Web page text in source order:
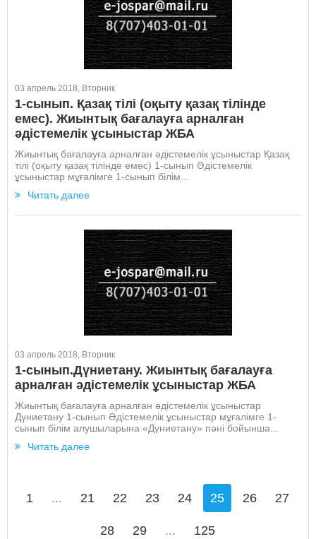
03 апрель 2018, Вторник
1-сынып. Қазақ тілі (оқыту қазақ тілінде
емес). Жиынтық бағалауға арналған
әдістемелік ұсыныстар ЖБА
Жиынтық бағалауға арналған әдістемелік ұсыныстар Қазақ
тілі (оқыту қазақ тілінде емес) 1-сынып Әдістемелік
ұсыныстар мұғалімге 1-сынып білім...
Читать далее
03 апрель 2018, Вторник
1-сынып.Дүниетану. Жиынтық бағалауға
арналған әдістемелік ұсыныстар ЖБА
Жиынтық бағалауға арналған әдістемелік ұсыныстар
Дүниетану 1-сынып Әдістемелік ұсыныстар мұғалімге 1-
сынып білім алушыларына «Дүниетану» пәні бойынша...
Читать далее
1 ... 21 22 23 24 25 26 27
28 29 ... 125